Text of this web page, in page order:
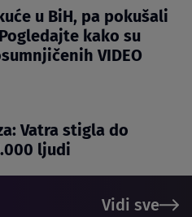
u BiH, pa pokušali
kako su
VIDEO
Vatra stigla do
ljudi
Vidi sve